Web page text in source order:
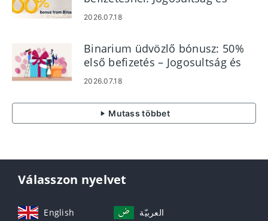
forgalom
2026.07.18
Binarium üdvözlő bónusz: 50%
első befizetés – Jogosultság és
szabályok
2026.07.18
Mutass többet
Válasszon nyelvet
English العربيّة